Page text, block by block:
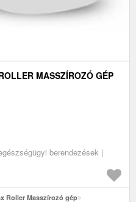
MASSZÍROZÓ GÉP
berendezések |
Roller Masszírozó gép